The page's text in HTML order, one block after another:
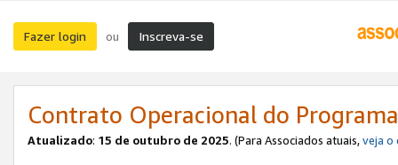
Fazer login ou Inscreva-se
Contrato Operacional do
Atualizado: 15 de outubro de 2025. (Para Associados atuais,veja o